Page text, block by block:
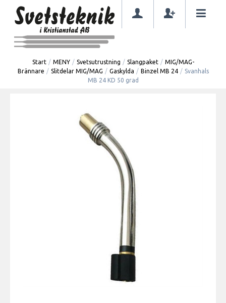
Start / MENY / Svetsutrustning / Slangpaket / MIG/MAG-
Brännare / Slitdelar MIG/MAG / Gaskylda / Binzel MB 24 / Svanhals
MB 24 KD 50 grad